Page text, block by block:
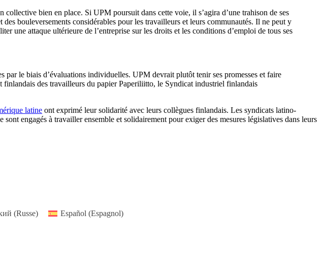
bien en place. Si UPM poursuit dans cette voie, il s’agira d’une trahison de ses
bouleversements considérables pour les travailleurs et leurs communautés. Il ne peut y
une attaque ultérieure de l’entreprise sur les droits et les conditions d’emploi de tous ses
le biais d’évaluations individuelles. UPM devrait plutôt tenir ses promesses et faire
des travailleurs du papier Paperiliitto, le Syndicat industriel finlandais
latine ont exprimé leur solidarité avec leurs collègues finlandais. Les syndicats latino-
engagés à travailler ensemble et solidairement pour exiger des mesures législatives dans leurs
(Russe) Español (Espagnol)